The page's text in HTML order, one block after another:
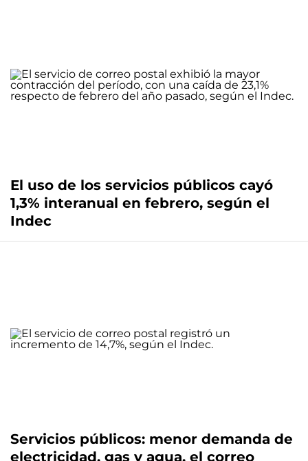
El uso de los servicios públicos cayó
1,3% interanual en febrero, según el
Indec
Servicios públicos: menor demanda de
electricidad, gas y agua, el correo